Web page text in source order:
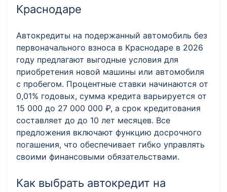
Краснодаре
Автокредиты на подержанный автомобиль без
первоначального взноса в Краснодаре в 2026
году предлагают выгодные условия для
приобретения новой машины или автомобиля
с пробегом. Процентные ставки начинаются от
0,01% годовых, сумма кредита варьируется от
15 000 до 27 000 000 ₽, а срок кредитования
составляет до до 10 лет месяцев. Все
предложения включают функцию досрочного
погашения, что обеспечивает гибко управлять
своими финансовыми обязательствами.
Как выбрать автокредит на